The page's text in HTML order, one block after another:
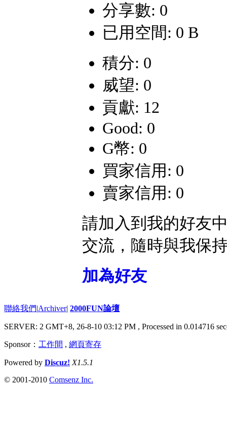
分享數: 0
已用空間: 0 B
積分: 0
威望: 0
貢獻: 12
Good: 0
G幣: 0
買家信用: 0
賣家信用: 0
請加入到我的好友
交流，隨時與我保
加為好友
聯絡我們|Archiver| 2000FUN論壇
SERVER: 2 GMT+8, 26-8-10 03:12 PM , Processed in 0.014716
Sponsor： 工作間 , 網頁寄存
Powered by Discuz! X1.5.1
© 2001-2010 Comsenz Inc.